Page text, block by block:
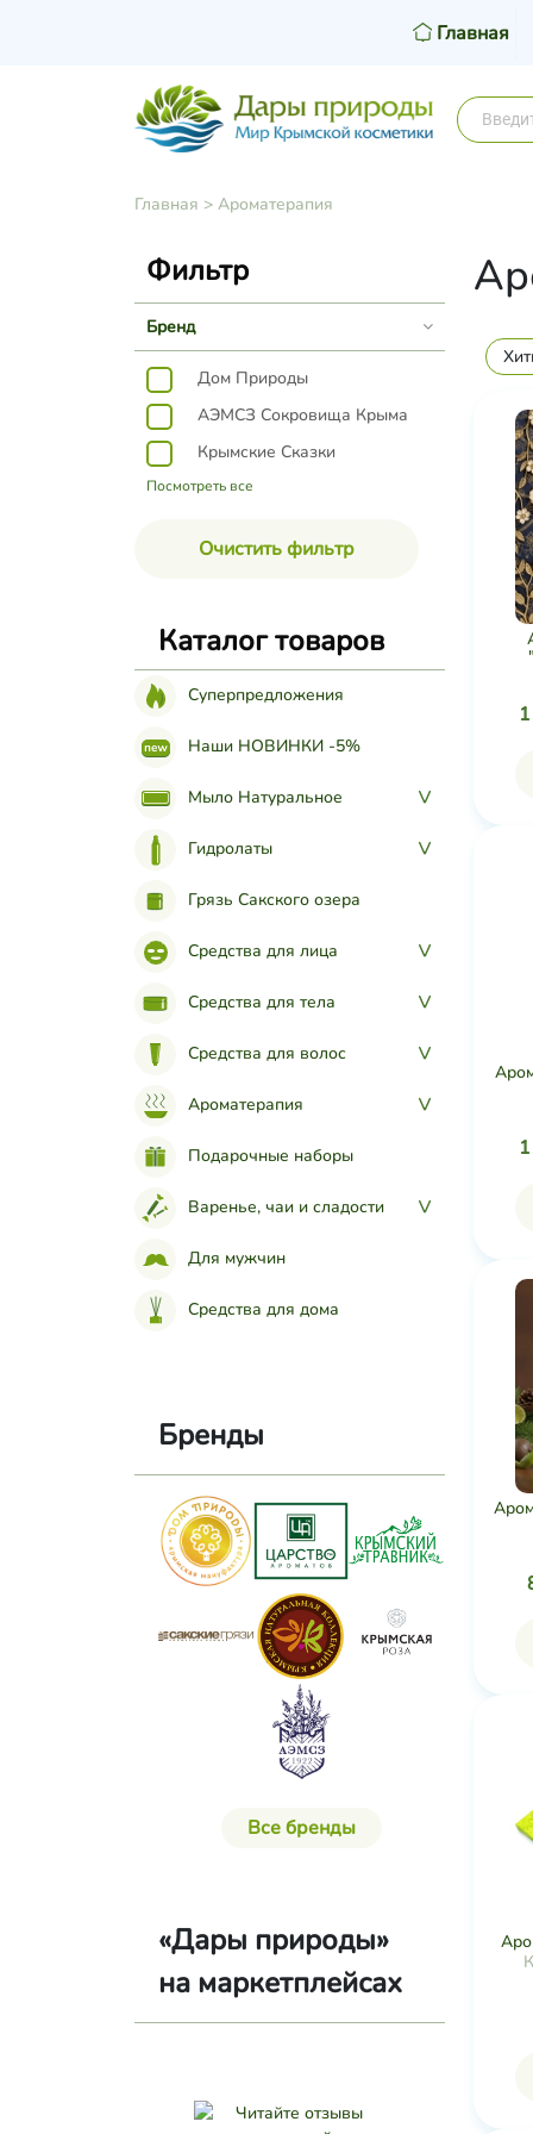
Главная
Главная > Ароматерапия
Фильтр
Бренд
Дом Природы
АЭМСЗ Сокровища Крыма
Крымские Сказки
Посмотреть все
Очистить фильтр
Каталог товаров
Суперпредложения
Наши НОВИНКИ -5%
Мыло Натуральное >
Гидролаты >
Грязь Сакского озера
Средства для лица >
Средства для тела >
Средства для волос >
Ароматерапия >
Подарочные наборы
Варенье, чаи и сладости >
Для мужчин
Средства для дома
Бренды
Все бренды
«Дары природы»
на маркетплейсах